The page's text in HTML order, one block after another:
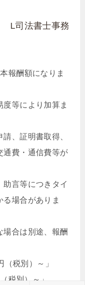
司法書士事務
報酬額になりま
等により加算ま
、証明書取得、
通費・通信費等が
言等につきタイ
る場合がありま
合は別途、報酬
（税別）～」
税別）～」